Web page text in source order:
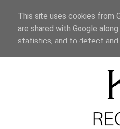
This site uses cookies from
are shared with Google
statistics, and to detect and